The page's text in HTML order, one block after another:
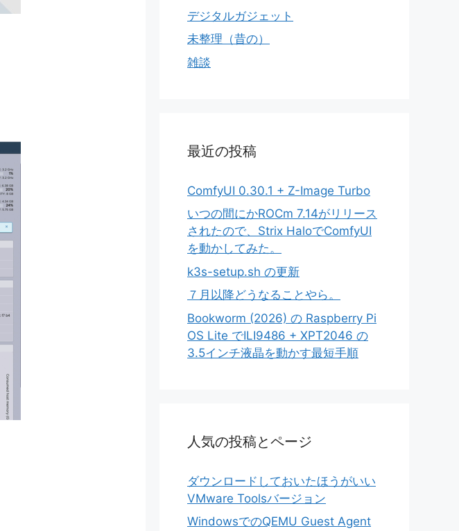
デジタルガジェット
未整理（昔の）
雑談
最近の投稿
ComfyUI 0.30.1 + Z-Image Turbo
いつの間にかROCm 7.14がリリース
されたので、Strix HaloでComfyUI
を動かしてみた。
k3s-setup.sh の更新
７月以降どうなることやら。
Bookworm (2026) の Raspberry Pi
OS Lite でILI9486 + XPT2046 の
3.5インチ液晶を動かす最短手順
人気の投稿とページ
ダウンロードしておいたほうがいい
VMware Toolsバージョン
WindowsでのQEMU Guest Agent